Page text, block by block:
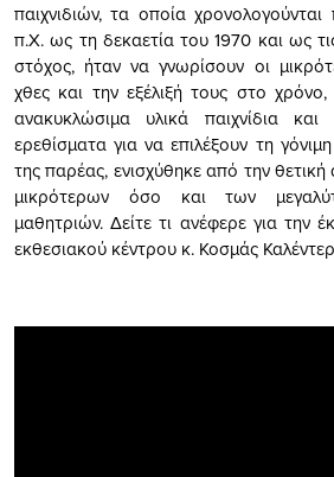
παιχνιδιών, τα οποία
π.Χ. ως τη δεκαετία του 1970 και ως
στόχος, ήταν να γνωρίσουν οι
χθες και την εξέλιξή τους στο
ανακυκλώσιμα υλικά παιχνίδια
ερεθίσματα για να επιλέξουν τη
της παρέας, ενισχύθηκε από την
μικρότερων όσο και των
μαθητριών. Δείτε τι ανέφερε για την
εκθεσιακού κέντρου κ. Κοσμάς